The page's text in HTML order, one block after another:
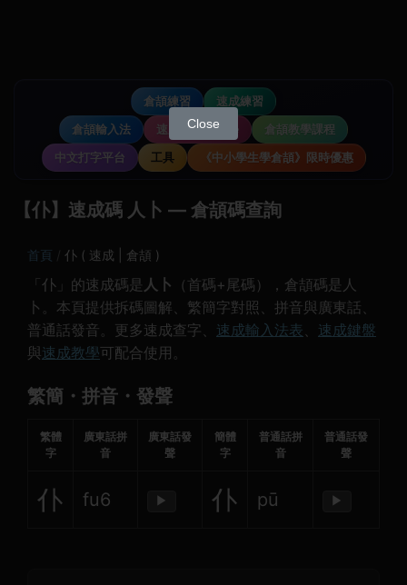
倉頡練習
速成練習
倉頡輸入法
速成輸入法教學
倉頡教學課程
中文打字平台
工具 《中小學生學倉頡》限時優惠
【仆】速成碼 人卜 — 倉頡碼查詢
首頁 仆 ( 速成 | 倉頡 )
「仆」的速成碼是 人卜 （首碼+尾碼），倉頡碼是人
卜。本頁提供拆碼圖解、繁簡字對照、拼音與廣東話、
普通話發音。更多速成查字、 速成輸入法表、 速成鍵盤
與速成教學可配合使用。
繁簡・拼音・發聲
繁體
字
廣東話拼
音
廣東話發
聲
簡體
字
普通話拼
音
普通話發
聲
仆 fu6 ▶ 仆 pū ▶
Close